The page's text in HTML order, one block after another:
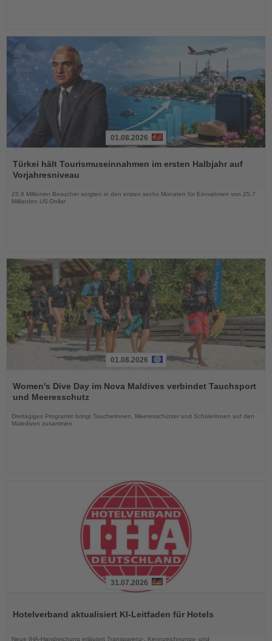
Sie
die
Nachrichten
01.08.2026
Türkei hält Tourismuseinnahmen im ersten Halbjahr auf
Vorjahresniveau
25,8 Millionen Besucher sorgten in den ersten sechs Monaten für Einnahmen von 25,7
Milliarden US-Dollar
Sie
die
01.08.2026
Women's Dive Day im Nova Maldives verbindet Tauchsport
und Meeresschutz
Dreitägiges Programm bringt Taucherinnen, Meeresschützer und Schülerinnen auf den
Malediven zusammen
die
31.07.2026
Hotelverband aktualisiert KI-Leitfaden für Hotels
Neue IHA-Handreichung erläutert Transparenz-, Kennzeichnungs- und